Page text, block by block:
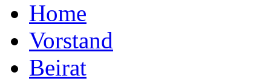
Home
Vorstand
Beirat